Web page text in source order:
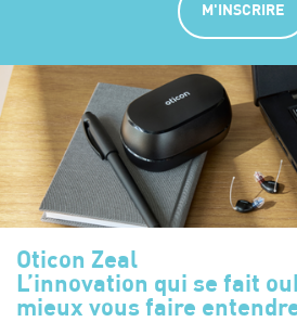
M'INSCRIRE
Oticon Zeal
L’innovation qui se fait
mieux vous faire